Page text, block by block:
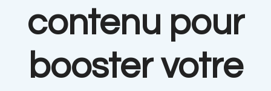
contenu pour
booster votre